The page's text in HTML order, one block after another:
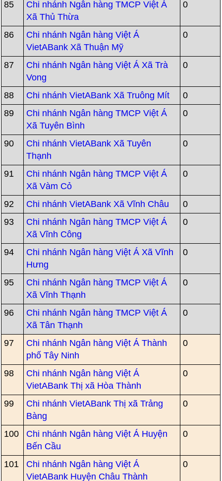
85
Chi nhánh Ngân hàng TMCP Việt Á
Xã Thủ Thừa
0
86
Chi nhánh Ngân hàng Việt Á
VietABank Xã Thuận Mỹ
0
87
Chi nhánh Ngân hàng Việt Á Xã Trà
Vong
0
88 Chi nhánh VietABank Xã Truông Mít
0
89
Chi nhánh Ngân hàng TMCP Việt Á
Xã Tuyên Bình
0
90
Chi nhánh VietABank Xã Tuyên
Thạnh
0
91
Chi nhánh Ngân hàng TMCP Việt Á
Xã Vàm Cỏ
0
92 Chi nhánh VietABank Xã Vĩnh Châu
0
93
Chi nhánh Ngân hàng TMCP Việt Á
Xã Vĩnh Công
0
94
Chi nhánh Ngân hàng Việt Á Xã Vĩnh
Hưng
0
95
Chi nhánh Ngân hàng TMCP Việt Á
Xã Vĩnh Thạnh
0
96
Chi nhánh Ngân hàng TMCP Việt Á
Xã Tân Thạnh
0
97
Chi nhánh Ngân hàng Việt Á Thành
phố Tây Ninh
0
98
Chi nhánh Ngân hàng Việt Á
VietABank Thị xã Hòa Thành
0
99
Chi nhánh VietABank Thị xã Trảng
Bàng
0
100
Chi nhánh Ngân hàng Việt Á Huyện
Bến Cầu
0
101
Chi nhánh Ngân hàng Việt Á
VietABank Huyện Châu Thành
0